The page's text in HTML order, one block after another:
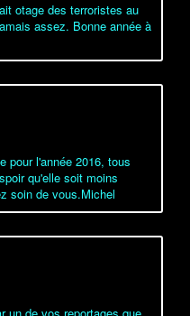
otage des terroristes au
assez. Bonne année à
pour l'année 2016, tous
qu'elle soit moins
soin de vous.Michel